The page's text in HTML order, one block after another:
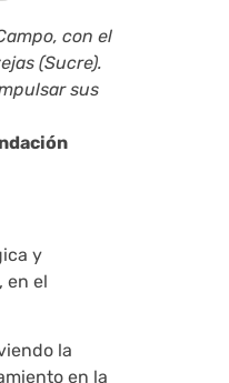
con el
(Sucre).
sus
y
en el
la
en la